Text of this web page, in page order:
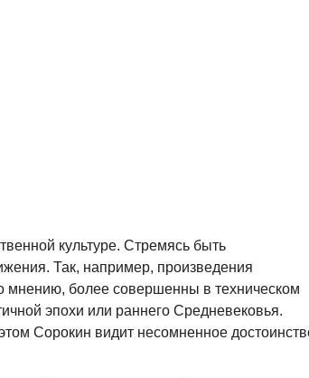
культуре. Стремясь быть
Так, например, произведения
мнению, более совершенны в техническом
эпохи или раннего Средневековья.
Сорокин видит несомненное